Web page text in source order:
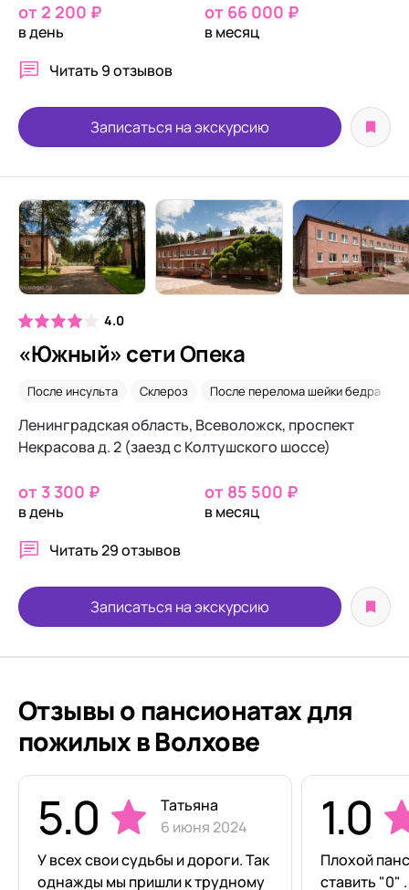
от 2 200 ₽
в день
от 66 000 ₽
в месяц
Читать 9 отзывов
Записаться на экскурсию
4.0
«Южный» сети Опека
После инсульта Склероз После перелома шейки бедра
Ленинградская область, Всеволожск, проспект
Некрасова д. 2 (заезд с Колтушского шоссе)
от 3 300 ₽
в день
от 85 500 ₽
в месяц
Читать29 отзывов
Записаться на экскурсию
Отзывы о пансионатах для
пожилых в Волхове
5.0
Татьяна
6 июня 2024
У всех свои судьбы и дороги. Так
однажды мы пришли к трудному
1.0
Плохой
ставить "0"